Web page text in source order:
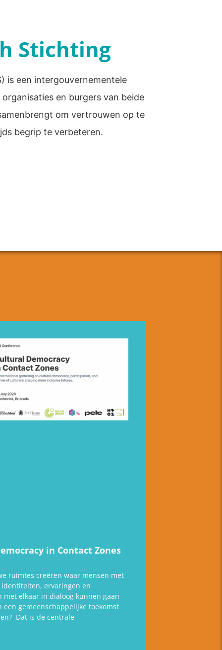
Stichting
is een intergouvernementele
en burgers van beide
om vertrouwen op te
begrip te verbeteren.
in Contact Zones
ruimtes creëren waar mensen met
ervaringen en
met elkaar in dialoog kunnen gaan
een gemeenschappelijke toekomst
Dat is de centrale